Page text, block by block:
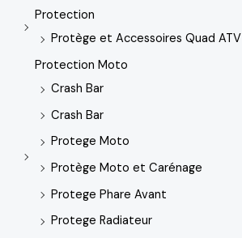
Protection
Protège et Accessoires Quad ATV
Protection Moto
Crash Bar
Crash Bar
Protege Moto
Protège Moto et Carénage
Protege Phare Avant
Protege Radiateur